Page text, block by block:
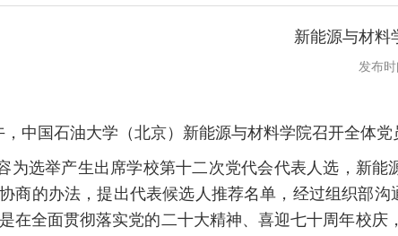
新能源与材料
发布
，中国石油大学（北京）新能源与材料学院召开全体
为选举产生出席学校第十二次党代会代表人选，新
商的办法，提出代表候选人推荐名单，经过组织部
在全面贯彻落实党的二十大精神、喜迎七十周年校庆